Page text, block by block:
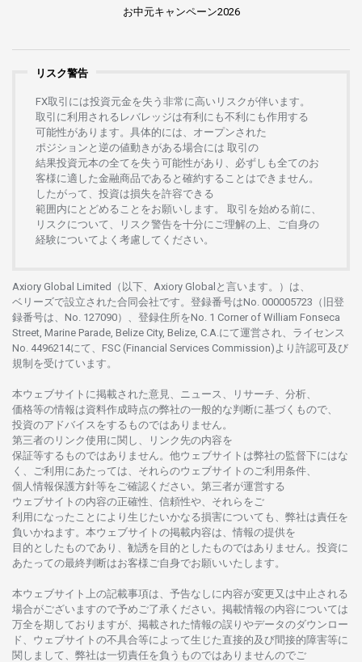
お中元キャンペーン2026
リスク警告
FX取引には投資元金を失う 非常に高い リスクが伴います。
取引に利用さ れる レバレッジは有利にも不利にも作用する
可能性があります。 具体的には、 オープンさ れた
ポジションと 逆の値動きがある場合には 取引の
結果投資元本の全てを失う 可能性があり、 必ずしも全てのお
客様に適した金融商品であると 確約することはできません。
したがって、 投資は損失を許容できる
範囲内にとどめることをお願いします 。 取引を始める前に、
リスクについて、
リスク警告を十分に ご理解の 上、 ご自身の
経験について よく 考慮してください。
Axiory Global Limited（以下、Axiory Globalと言います。）は、
ベリーズで設立さ れた合同会社です。 登録番号はNo. 000005723（旧登
録番号は、No. 127090）、 登録住所をNo. 1 Corner of William Fonseca
Street, Marine Parade, Belize City, Belize, C.A.にて運営さ れ、 ライセンス
No. 4496214にて、FSC (Financial Services Commission)より 許認可及び
規制を受けています。
本ウェブサイトに掲載さ れた意見、ニュース、リサーチ、分析、
価格等の情報は資料作成時点の弊社の一般的な判断に基づくもので、
投資のアドバイスをするものではありません。
第三者の リンク使用に関し、 リンク先の内容を
保証等するものではありません。 他ウェブサイトは弊社の監督下にはな
く、
ご利用に あたっては、 それらのウェブサイトの ご利用条件、
個人情報保護方針等を ご確認ください。 第三者が運営する
ウェブサイトの内容の正確性、信頼性や、それらをご
利用になったことにより 生じたいかなる損害についても、 弊社は責任を
負いかね ます。 本ウェブサイトの掲載内容は、 情報の提供を
目的としたものであり、 勧誘を 目的としたものではありません。 投資に
あたっての最終判断はお客様ご自身でお願いいたします。
本ウェブサイト 上の記載事項は、 予告なしに 内容が変更又は中止さ れる
場合がございますので予めご了承ください。 掲載情報の内容については
万全を期しておりますが、 掲載さ れた情報の誤りやデータのダウンロー
ド、 ウェブサイトの不具合等に よって生じた 直接的及び間接的障害等に
関し まして、 弊社は一切責任を負うものではありませんのでご